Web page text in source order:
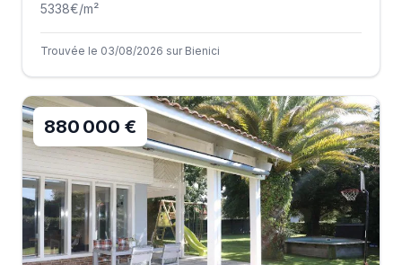
5338€/m²
Trouvée le 03/08/2026 sur Bienici
880 000 €